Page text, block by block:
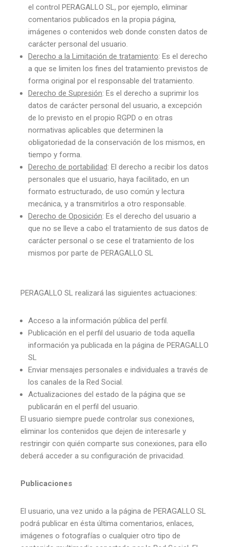
el control PERAGALLO SL, por ejemplo, eliminar
comentarios publicados en la propia página,
imágenes o contenidos web donde consten datos de
carácter personal del usuario.
Derecho a la Limitación de tratamiento: Es el derecho
a que se limiten los fines del tratamiento previstos de
forma original por el responsable del tratamiento.
Derecho de Supresión: Es el derecho a suprimir los
datos de carácter personal del usuario, a excepción
de lo previsto en el propio RGPD o en otras
normativas aplicables que determinen la
obligatoriedad de la conservación de los mismos, en
tiempo y forma.
Derecho de portabilidad: El derecho a recibir los datos
personales que el usuario, haya facilitado, en un
formato estructurado, de uso común y lectura
mecánica, y a transmitirlos a otro responsable.
Derecho de Oposición: Es el derecho del usuario a
que no se lleve a cabo el tratamiento de sus datos de
carácter personal o se cese el tratamiento de los
mismos por parte de PERAGALLO SL
PERAGALLO SL realizará las siguientes actuaciones:
Acceso a la información pública del perfil.
Publicación en el perfil del usuario de toda aquella
información ya publicada en la página de PERAGALLO
SL
Enviar mensajes personales e individuales a través de
los canales de la Red Social.
Actualizaciones del estado de la página que se
publicarán en el perfil del usuario.
El usuario siempre puede controlar sus conexiones,
eliminar los contenidos que dejen de interesarle y
restringir con quién comparte sus conexiones, para ello
deberá acceder a su configuración de privacidad.
Publicaciones
El usuario, una vez unido a la página de PERAGALLO SL
podrá publicar en ésta última comentarios, enlaces,
imágenes o fotografías o cualquier otro tipo de